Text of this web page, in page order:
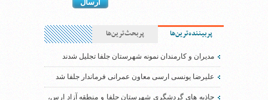
پربیننده‌ترین‌ها پربحث‌ترین‌ها
مدیران و کارمندان نمونه شهرستان جلفا تجلیل شدند
علیرضا یونسی ارسی معاون عمرانی فرماندار جلفا شد
جاذبه های گردشگری شهرستان جلفا و منطقه آزاد ارس،